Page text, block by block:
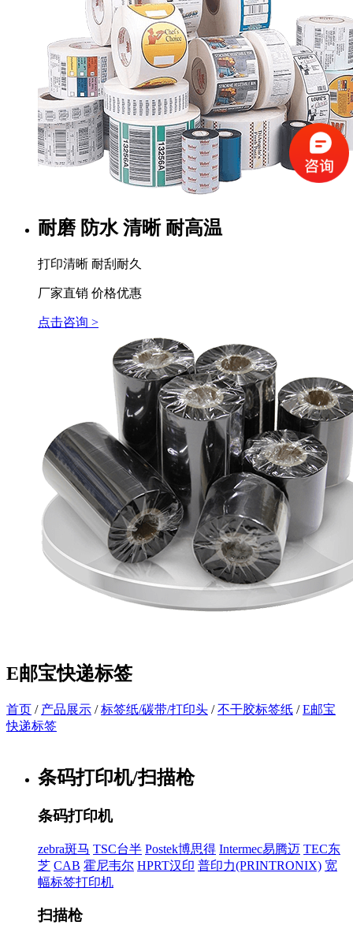
耐磨 防水 清晰 耐高温
打印清晰 耐刮耐久
厂家直销 价格优惠
点击咨询 >
E邮宝快递标签
首页 / 产品展示 /标签纸/碳带/打印头 /不干胶标签纸 /E邮宝
快递标签
条码打印机/扫描枪
条码打印机
zebra斑马 TSC台半 Postek博思得 Intermec易腾迈 TEC东
芝 CAB 霍尼韦尔 HPRT汉印 普印力(PRINTRONIX) 宽
幅标签打印机
扫描枪